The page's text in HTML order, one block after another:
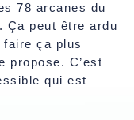
78 arcanes du
Ça peut être ardu
ça plus
propose. C’est
qui est